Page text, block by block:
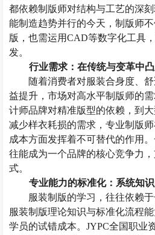
都依赖制版师对结构与工艺的深
能制造趋势并行的今天，制版师
版，也需运用CAD等数字化工具
发。
行业需求：在传统与变革中
随着消费者对服装合身度、
益提升，市场对高水平制版师的
计师品牌对精准版型的依赖，到
减少样衣耗损的需求，专业制版
成本方面发挥着不可替代的作用
往能成为一个品牌的核心竞争力
式。
专业能力的标准化：系统知
服装制版的学习，往往依赖
服装制版理论知识与标准化流程
学员的试错成本。JYPC全国职业